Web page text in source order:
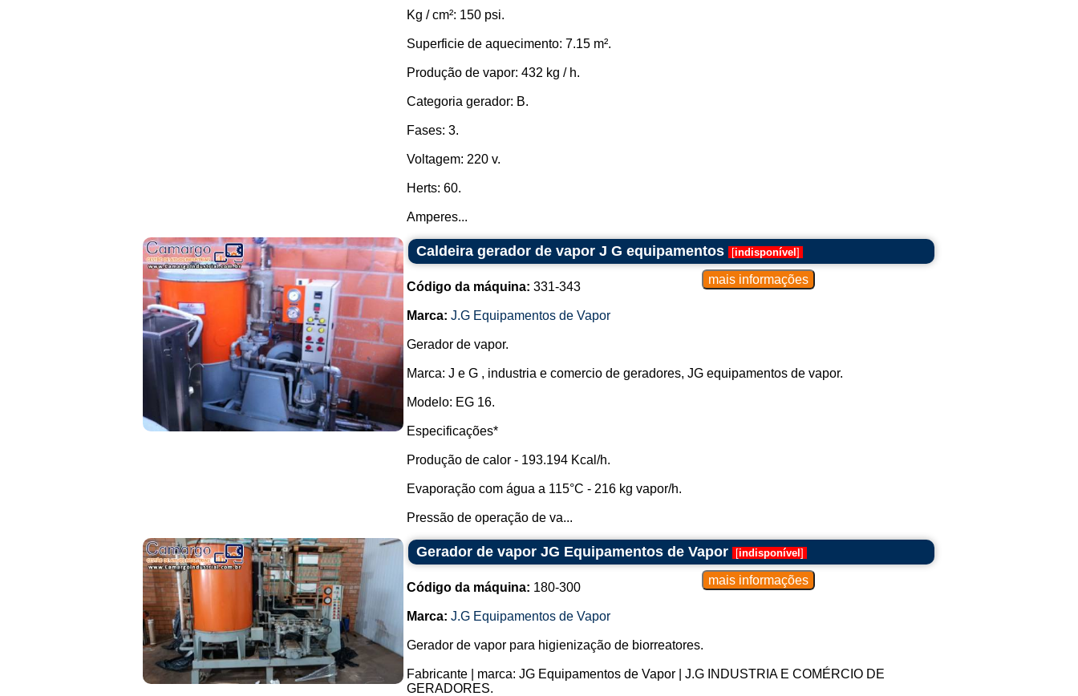
Kg / cm²: 150 psi.
Superficie de aquecimento: 7.15 m².
Produção de vapor: 432 kg / h.
Categoria gerador: B.
Fases: 3.
Voltagem: 220 v.
Herts: 60.
Amperes...
Caldeira gerador de vapor J G equipamentos [indisponível ]
Código da máquina: 331-343
Marca: J.G Equipamentos de Vapor
Gerador de vapor.
Marca: J e G , industria e comercio de geradores, JG equipamentos de vapor.
Modelo: EG 16.
Especificações*
Produção de calor - 193.194 Kcal/h.
Evaporação com água a 115°C - 216 kg vapor/h.
Pressão de operação de va...
Gerador de vapor JG Equipamentos de Vapor [indisponível ]
Código da máquina: 180-300
Marca: J.G Equipamentos de Vapor
Gerador de vapor para higienização de biorreatores.
Fabricante | marca: JG Equipamentos de Vapor | J.G INDUSTRIA E COMÉRCIO DE
GERADORES.